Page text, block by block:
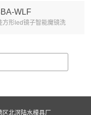
WLF
方形led镜子智能魔镜洗
北滘陆水模具厂